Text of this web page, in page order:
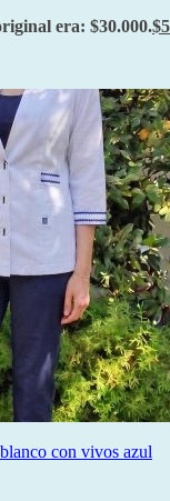
era: $30.000.$
con vivos azul